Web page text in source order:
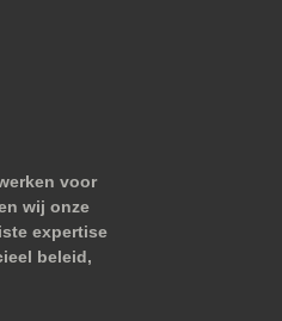
voor
wij onze
expertise
beleid,